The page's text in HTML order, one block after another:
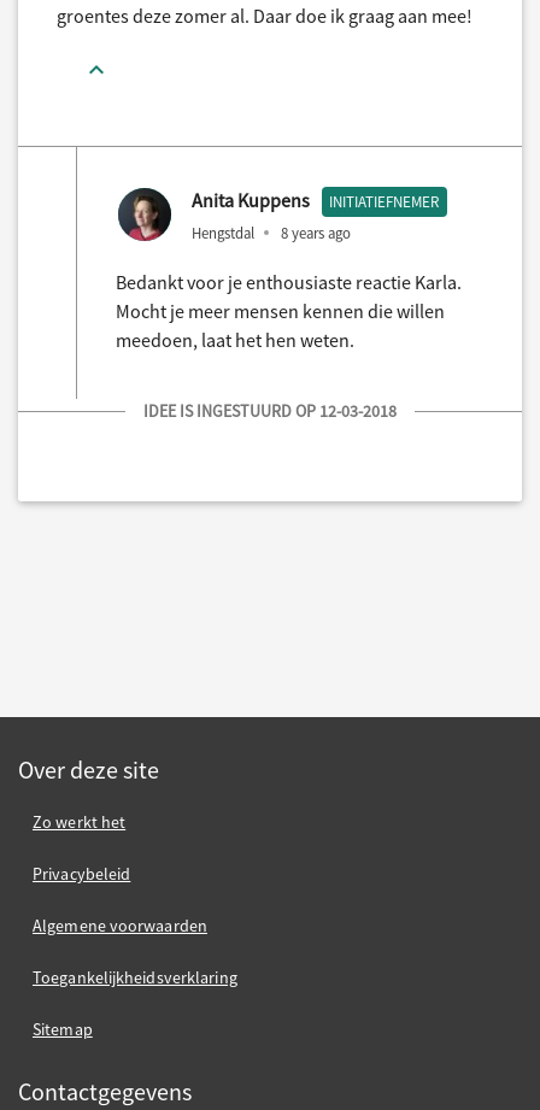
groentes deze zomer al. Daar doe ik graag aan mee!
Anita Kuppens INITIATIEFNEMER
Hengstdal 8 years ago
Bedankt voor je enthousiaste reactie Karla.
Mocht je meer mensen kennen die willen
meedoen, laat het hen weten.
IDEE IS INGESTUURD OP 12-03-2018
Over deze site
Zo werkt het
Privacybeleid
Algemene voorwaarden
Toegankelijkheidsverklaring
Sitemap
Contactgegevens